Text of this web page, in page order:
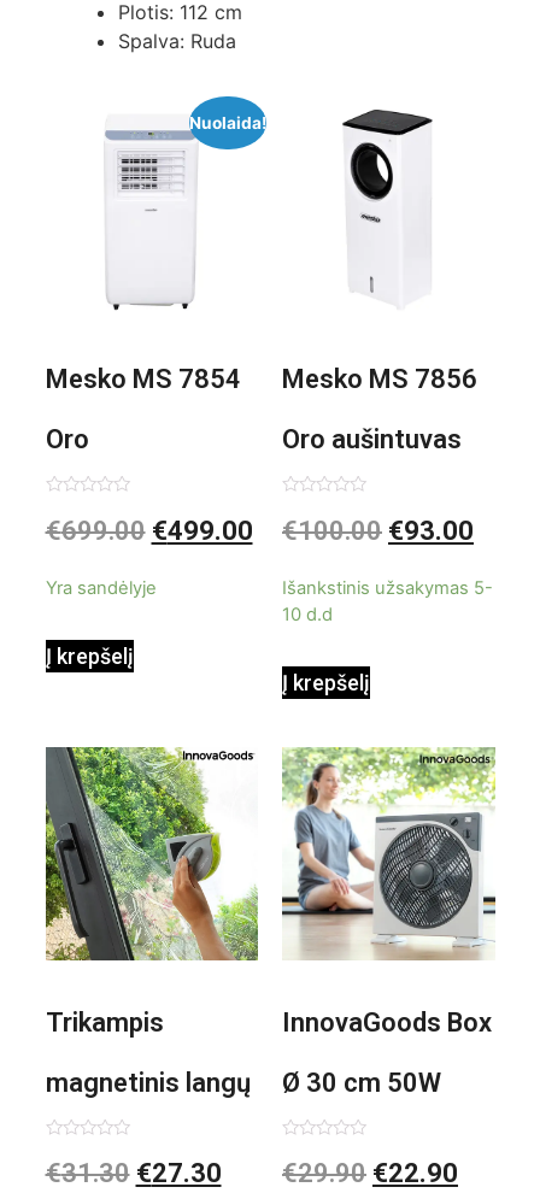
Plotis: 112 cm
Spalva: Ruda
Nuolaida!
Mesko MS 7854
Oro
kondicionierius
0
iš
€699.00 €499.00
Yra sandėlyje
Į krepšelį
Mesko MS 7856
Oro aušintuvas
be ašmenų 3in1
0
iš
€100.00 €93.00
Išankstinis užsakymas 5-
10 d.d
Į krepšelį
Trikampis
magnetinis langų
valiklis Klinmag
0
iš
€31.30 €27.30
InnovaGoods Box
Ø 30 cm 50W
Baltai pilkas
0
iš
€29.90 €22.90